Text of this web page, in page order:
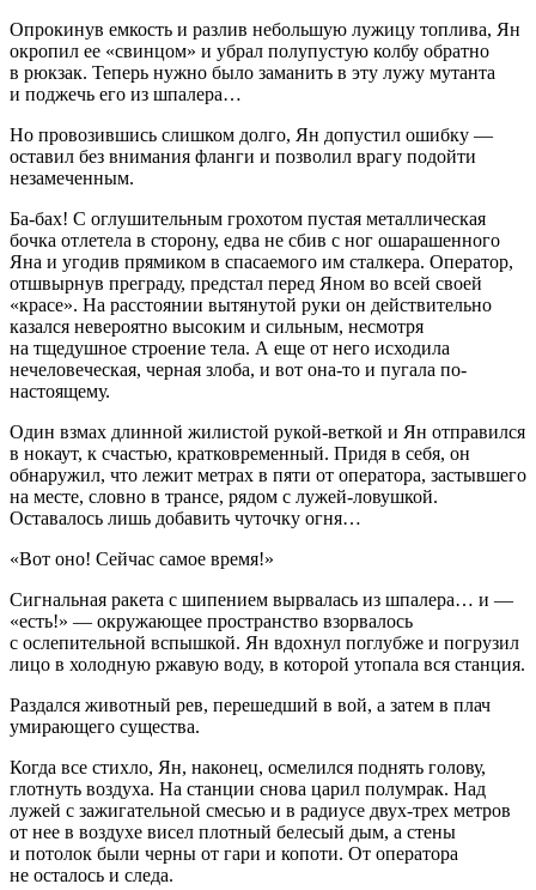
Опрокинув емкость и разлив небольшую лужицу топлива, Ян
окропил ее «свинцом» и убрал полупустую колбу обратно
в рюкзак. Теперь нужно было заманить в эту лужу мутанта
и поджечь его из шпалера…
Но провозившись слишком долго, Ян допустил ошибку —
оставил без внимания фланги и позволил врагу подойти
незамеченным.
Ба-бах! С оглушительным грохотом пустая металлическая
бочка отлетела в сторону, едва не сбив с ног ошарашенного
Яна и угодив прямиком в спасаемого им сталкера. Оператор,
отшвырнув преграду, предстал перед Яном во всей своей
«красе». На расстоянии вытянутой руки он действительно
казался невероятно высоким и сильным, несмотря
на тщедушное строение тела. А еще от него исходила
нечеловеческая, черная злоба, и вот она-то и пугала по-
настоящему.
Один взмах длинной жилистой рукой-веткой и Ян отправился
в нокаут, к счастью, кратковременный. Придя в себя, он
обнаружил, что лежит метрах в пяти от оператора, застывшего
на месте, словно в трансе, рядом с лужей-ловушкой.
Оставалось лишь добавить чуточку огня…
«Вот оно! Сейчас самое время!»
Сигнальная ракета с шипением вырвалась из шпалера… и —
«есть!» — окружающее пространство взорвалось
с ослепительной вспышкой. Ян вдохнул поглубже и погрузил
лицо в холодную ржавую воду, в которой утопала вся станция.
Раздался животный рев, перешедший в вой, а затем в плач
умирающего существа.
Когда все стихло, Ян, наконец, осмелился поднять голову,
глотнуть воздуха. На станции снова царил полумрак. Над
лужей с зажигательной смесью и в радиусе двух-трех метров
от нее в воздухе висел плотный белесый дым, а стены
и потолок были черны от гари и копоти. От оператора
не осталось и следа.